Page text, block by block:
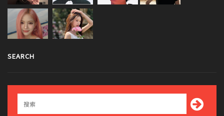
SEARCH